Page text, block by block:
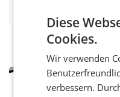
Diese
Cookies.
Wir verwenden
verbessern.